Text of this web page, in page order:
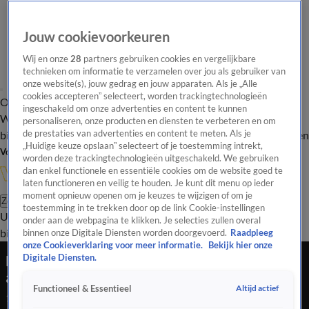
Overzicht Onze programma's Uitzendingen Onze gezichten
In de
WandelgangenInterviewsUitzending
bijwonenPodcastShopVeelgestelde vragenKijkersvraag insturen
Volg Vandaag Inside
Zoeken
UitzendingenVandaag InsideDe OranjezomerShopUitzending
bijwonen
Boukhari: 'Keeper Marokko had penaltynemers
al op speciale manier geanalyseerd'
1 juli 2026, 17:36
Jouw cookievoorkeuren
Wij en onze28 partners gebruiken cookies en vergelijkbare
technieken om informatie te verzamelen over jou als gebruiker van
onze website(s), jouw gedrag en jouw apparaten. Als je „Alle
cookies accepteren” selecteert, worden trackingtechnologieën
ingeschakeld om onze advertenties en content te kunnen
personaliseren, onze producten en diensten te verbeteren en om
de prestaties van advertenties en content te meten. Als je
„Huidige keuze opslaan” selecteert of je toestemming intrekt,
worden deze trackingtechnologieën uitgeschakeld. We gebruiken
dan enkel functionele en essentiële cookies om de website goed te
laten functioneren en veilig te houden. Je kunt dit menu op ieder
moment opnieuw openen om je keuzes te wijzigen of om je
toestemming in te trekken door op de link Cookie-instellingen
onder aan de webpagina te klikken. Je selecties zullen overal
binnen onze Digitale Diensten worden doorgevoerd. Raadpleeg
onze Cookieverklaring voor meer informatie.
Bekijk hier onze
Digitale Diensten.
Functioneel & Essentieel Altijd actief